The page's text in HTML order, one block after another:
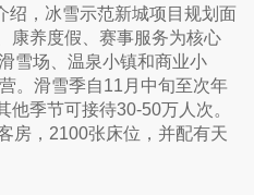
绍，冰雪示范新城项目规划面
康养度假、赛事服务为核心
雪场、温泉小镇和商业小
。滑雪季自11月中旬至次年
季节可接待30-50万人次。
房，2100张床位，并配有天